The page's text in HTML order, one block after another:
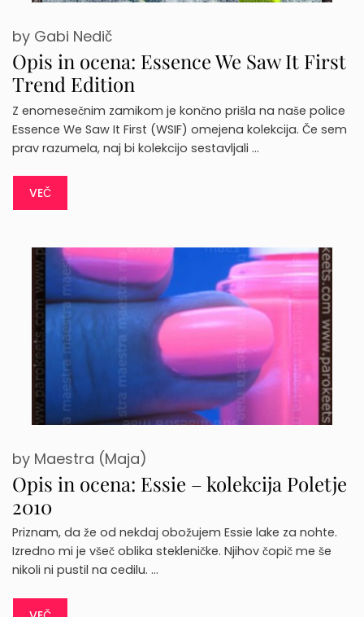
Opis in ocena: Essence We Saw It First
Trend Edition
by Gabi Nedič
Z enomesečnim zamikom je končno prišla na naše police
Essence We Saw It First (WSIF) omejena kolekcija. Če sem
prav razumela, naj bi kolekcijo sestavljali …
VEČ
Opis in ocena: Essie – kolekcija Poletje
2010
by Maestra (Maja)
Priznam, da že od nekdaj obožujem Essie lake za nohte.
Izredno mi je všeč oblika stekleničke. Njihov čopič me še
nikoli ni pustil na cedilu. …